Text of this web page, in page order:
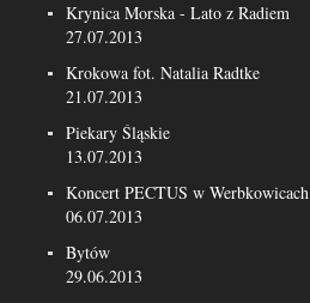
Krynica Morska - Lato z Radiem
27.07.2013
Krokowa fot. Natalia Radtke
21.07.2013
Piekary Śląskie
13.07.2013
Koncert PECTUS w Werbkowicach
06.07.2013
Bytów
29.06.2013